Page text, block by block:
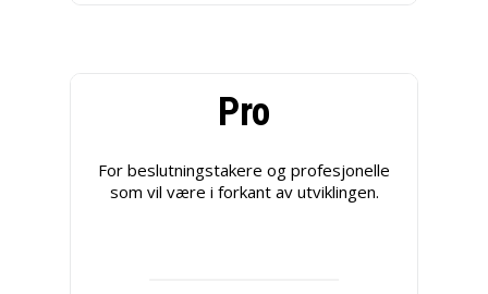
Pro
For beslutningstakere og profesjonelle
som vil være i forkant av utviklingen.